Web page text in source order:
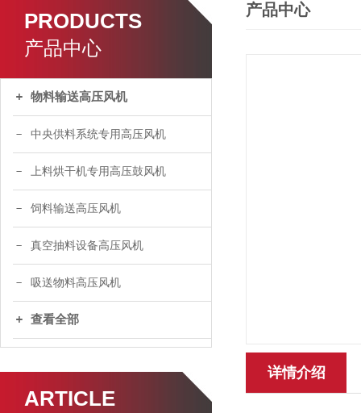
PRODUCTS
产品中心
物料输送高压风机
中央供料系统专用高压风机
上料烘干机专用高压鼓风机
饲料输送高压风机
真空抽料设备高压风机
吸送物料高压风机
查看全部
ARTICLE
产品中心
详情介绍